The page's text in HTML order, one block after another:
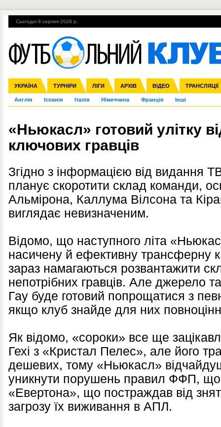
Сьогодні 8 серпня 2026 р.
УКРАЇНА ТУРНІРИ ЛІГИ АРХІВ ВІДЕО ТРАНСЛЯЦІЇ
Збірна Прем'єр-ліга Перша ліга Друга ліга Кубок України
Ліга чемпіонів Ліга Європи Міжнародні Ліга націй Ліга
Англія Іспанія Італія Німеччина Франція Інші
ЧС-2014 ЄВРО-2016 Росія Кубок конфедерацій ЧЄ-2015 (U-
Гарячі теми УПЛ, 2-й тур ВІЙНА УПЛ-ПЕРЕХОДИ
«Ньюкасл» готовий улітку
ключових гравців
Згідно з інформацією від видання
планує скоротити склад команди,
Альмірона, Каллума Вілсона та
виглядає невизначеним.
Відомо, що наступного літа
насичену й ефективну трансферну
зараз намагаються розвантажити
непотрібних гравців. Але джерело
Гау буде готовий попрощатися з
якщо клуб знайде для них
Як відомо, «сороки» все ще
Гехі з «Кристал Пелес», але його
дешевих, тому «Ньюкасл»
уникнути порушень правил ФФП,
«Евертона», що постраждав від
загрозу їх виживання в АПЛ.